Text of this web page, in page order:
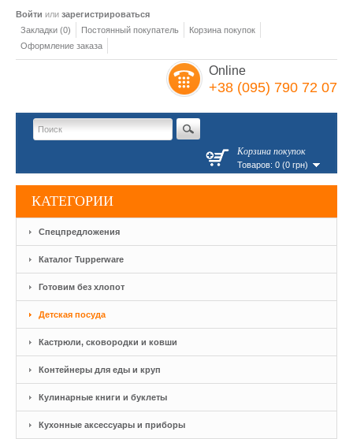
Войти или зарегистрироваться
Закладки (0)
Постоянный покупатель
Корзина покупок
Оформление заказа
Online
+38 (095) 790 72 07
Корзина покупок
Товаров: 0 (0 грн)
КАТЕГОРИИ
Спецпредложения
Каталог Tupperware
Готовим без хлопот
Детская посуда
Кастрюли, сковородки и ковши
Контейнеры для еды и круп
Кулинарные книги и буклеты
Кухонные аксессуары и приборы